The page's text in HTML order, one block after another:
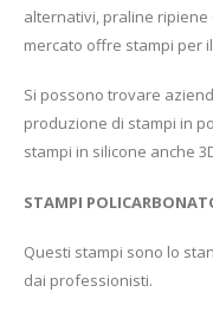
alternativi, praline ripiene
mercato offre stampi per
Si possono trovare
produzione di stampi in
stampi in silicone anche
STAMPI
Questi stampi sono lo
dai professionisti.